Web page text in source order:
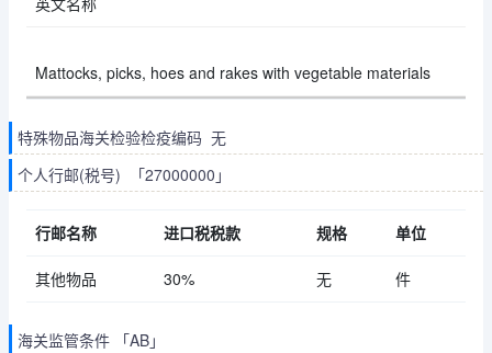
Mattocks, picks, hoes and rakes with vegetable materials
特殊物品海关检验检疫编码 无
个人行邮(税号) 「27000000」
行邮名称 进口税税款 规格 单位
其他物品 30% 无 件
海关监管条件 「AB」